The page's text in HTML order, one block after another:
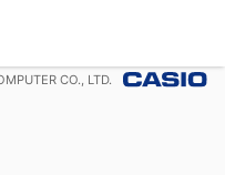
CO., LTD.